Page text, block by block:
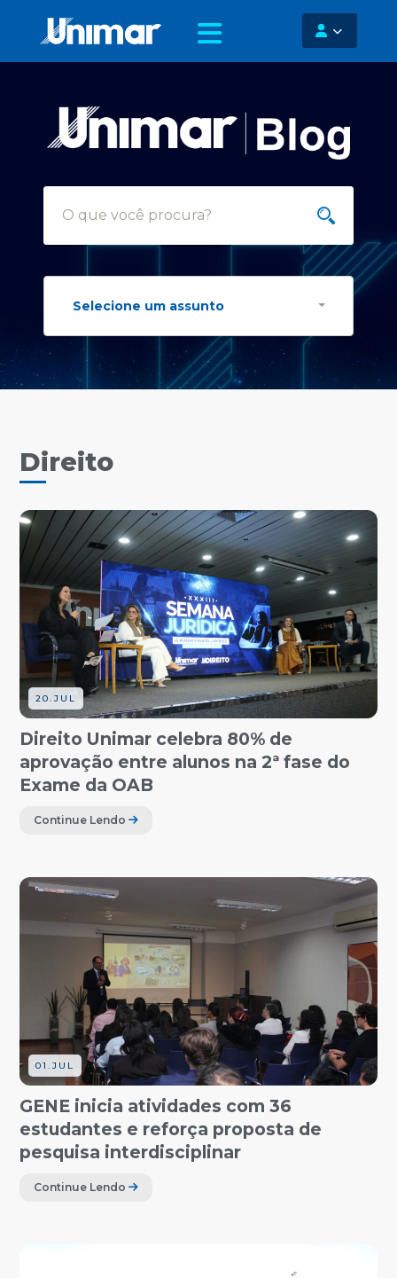
Selecione um assunto
Direito
20.JUL
Direito Unimar celebra 80% de
aprovação entre alunos na 2ª fase do
Exame da OAB
Continue Lendo
01.JUL
GENE inicia atividades com 36
estudantes e reforça proposta de
pesquisa interdisciplinar
Continue Lendo